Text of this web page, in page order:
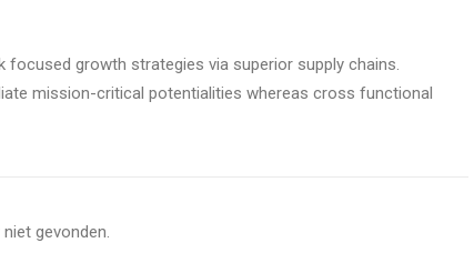
focused growth strategies via superior supply chains.
mission-critical potentialities whereas cross functional
gevonden.